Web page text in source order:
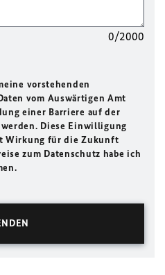
0/2000
vorstehenden
vom Auswärtigen Amt
einer Barriere auf der
Diese Einwilligung
Wirkung für die Zukunft
zum Datenschutz habe ich